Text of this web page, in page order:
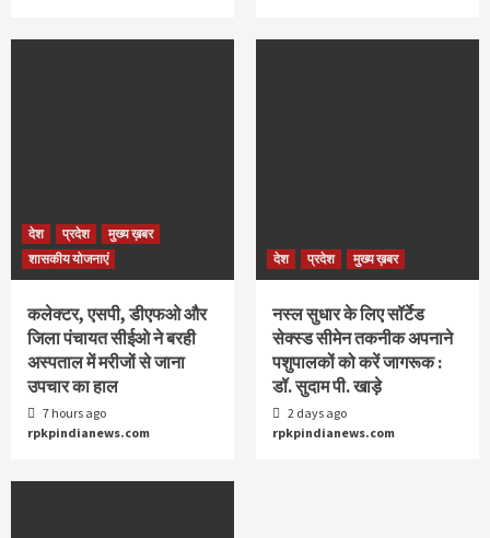
देश प्रदेश
मुख्य ख़बर
शासकीय योजनाएं
कलेक्टर, एसपी, डीएफओ और
जिला पंचायत सीईओ ने बरही
अस्पताल में मरीजों से जाना
उपचार का हाल
7 hours ago
rpkpindianews.com
देश प्रदेश मुख्य ख़बर
नस्ल सुधार के लिए सॉर्टेड
सेक्स्ड सीमेन तकनीक अपनाने
पशुपालकों को करें जागरूक :
डॉ. सुदाम पी. खाड़े
2 days ago
rpkpindianews.com